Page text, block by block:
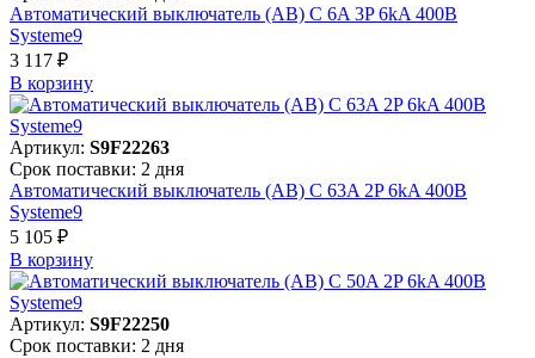
Автоматический выключатель (АВ) C 6A 3P 6kA 400В
Systeme9
3 117 ₽
В корзинy
Артикул: S9F22263
Срок поставки: 2 дня
Автоматический выключатель (АВ) C 63A 2P 6kA 400В
Systeme9
5 105 ₽
В корзинy
Артикул: S9F22250
Срок поставки: 2 дня